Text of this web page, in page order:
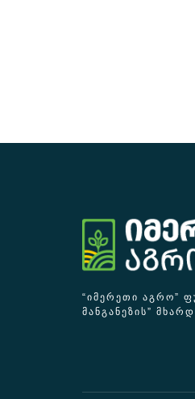
“ᲘᲛᲔᲠᲔᲗᲘ ᲐᲒᲠᲝ”
ᲛᲐᲜᲒᲐᲜᲔᲖᲘᲡ”